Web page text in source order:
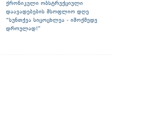
ქრონიკული ობსტრუქციული
დაავადებების მსოფლიო დღე
“სუნთქვა სიცოცხლეა - იმოქმედე
დროულად!”